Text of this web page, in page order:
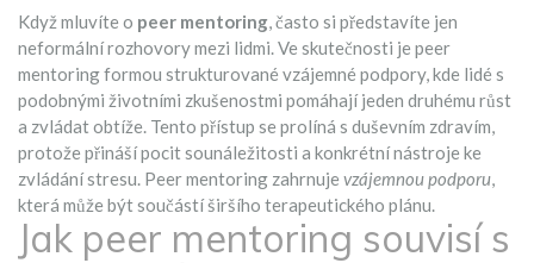
Když mluvíte o peer mentoring, často si představíte jen
neformální rozhovory mezi lidmi. Ve skutečnosti je peer
mentoringformou strukturované vzájemné podpory, kde lidé s
podobnými životními zkušenostmi pomáhají jeden druhému růst
a zvládat obtíže. Tento přístup se prolíná s duševním zdravím,
protože přináší pocit sounáležitosti a konkrétní nástroje ke
zvládání stresu. Peer mentoring zahrnuje vzájemnou podporu,
která může být součástí širšího terapeutického plánu.
Jak peer mentoring souvisí s